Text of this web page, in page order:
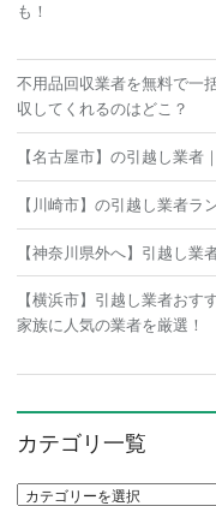
も！
不用品回収業者を無料で一
収してくれるのはどこ？
【名古屋市】の引越し業者
【川崎市】の引越し業者ラ
【神奈川県外へ】引越し業
【横浜市】引越し業者おす
家族に人気の業者を厳選！
カテゴリ一覧
カテゴリ一覧